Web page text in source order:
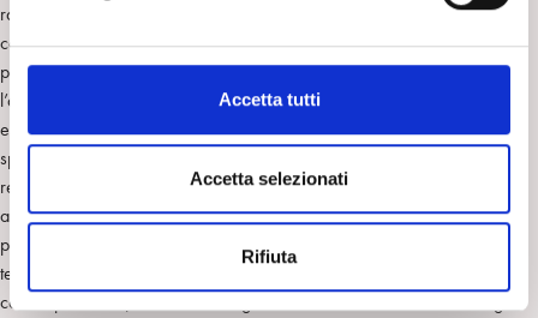
s
Accetta tutti
Accetta selezionati
Rifiuta
rapporto con gli altri (il primo significato della contemporaneità) ci
colloca in un tempo “inattuale” in cui il passato è vivente (secondo il
principio Eracliteo dell’essere come continuità nella discontinuità) e
l’azione, sospesa come dispositivo di concatenazione lineare che si
esaurisce nel suo risultato concreto, si apre a sviluppi laterali,
sperimentali che la collegano ad altri implicazioni e destini; così essa
restando insatura nel presente, si lega intrinsecamente a un “futuro
anteriore” (tempo della previsione e dell’incertezza) senza il quale
perderebbe il suo senso per noi. L’azione significativa ci trascende
temporalmente in due sensi (il secondo significato della
contemporaneità): ci unisce, nel gioco delle differenze che coinvolge i